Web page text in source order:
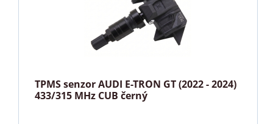
TPMS senzor AUDI E-TRON GT (2022 - 2024)
433/315 MHz CUB černý